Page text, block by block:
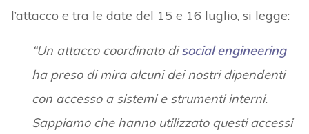
l’attacco e tra le date del 15 e 16 luglio, si legge:
“Un attacco coordinato disocial engineering
ha preso di mira alcuni dei nostri dipendenti
con accesso a sistemi e strumenti interni.
Sappiamo che hanno utilizzato questi accessi